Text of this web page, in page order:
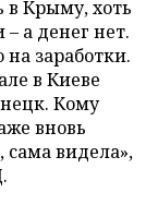
в Крыму, хоть
а денег нет.
на заработки.
в Киеве
Кому
вновь
сама видела»,